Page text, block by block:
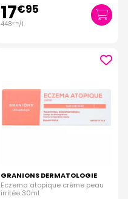
17€95
448€75/l.
GRANIONS DERMATOLOGIE
Eczema atopique crème peau
irritée 30ml